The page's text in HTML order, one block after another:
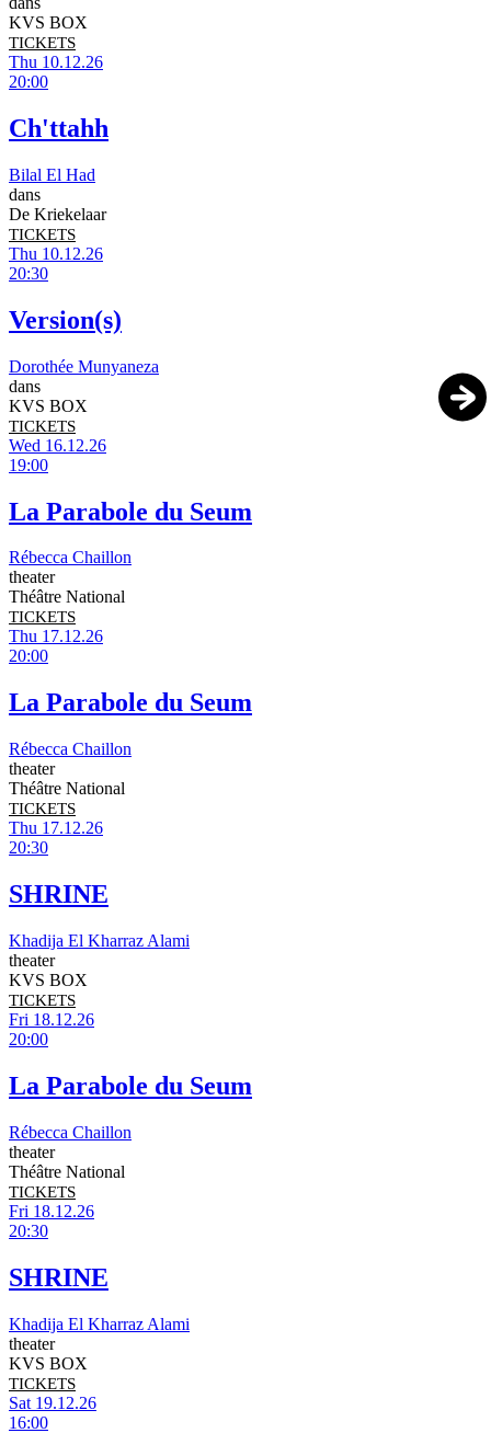
KVS BOX
TICKETS
Thu 10.12.26
20:00
Ch'ttahh
Bilal El Had
dans
De Kriekelaar
TICKETS
Thu 10.12.26
20:30
Version(s)
Dorothée Munyaneza
dans
KVS BOX
TICKETS
Wed 16.12.26
19:00
La Parabole du Seum
Rébecca Chaillon
theater
Théâtre National
TICKETS
Thu 17.12.26
20:00
La Parabole du Seum
Rébecca Chaillon
theater
Théâtre National
TICKETS
Thu 17.12.26
20:30
SHRINE
Khadija El Kharraz Alami
theater
KVS BOX
TICKETS
Fri 18.12.26
20:00
La Parabole du Seum
Rébecca Chaillon
theater
Théâtre National
TICKETS
Fri 18.12.26
20:30
SHRINE
Khadija El Kharraz Alami
theater
KVS BOX
TICKETS
Sat 19.12.26
16:00